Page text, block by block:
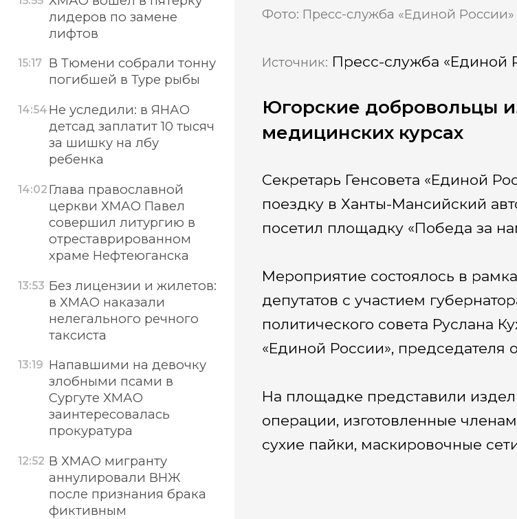
Фото: Пресс-служба «Единой России»
Источник: Пресс-служба «Единой
Югорские добровольцы
медицинских курсах
Секретарь Генсовета «Единой
поездку в Ханты-Мансийский
посетил площадку «Победа за
Мероприятие состоялось в
депутатов с участием
политического совета Руслана
«Единой России»,
На площадке представили
операции, изготовленные
сухие пайки, маскировочные
лидеров по замене
лифтов
15:17 В Тюмени собрали тонну
погибшей в Туре рыбы
14:54 Не уследили: в ЯНАО
детсад заплатит 10 тысяч
за шишку на лбу
ребенка
14:02 Глава православной
церкви ХМАО Павел
совершил литургию в
отреставрированном
храме Нефтеюганска
13:53 Без лицензии и жилетов:
в ХМАО наказали
нелегального речного
таксиста
13:19 Напавшими на девочку
злобными псами в
Сургуте ХМАО
заинтересовалась
прокуратура
12:52 В ХМАО мигранту
аннулировали ВНЖ
после признания брака
фиктивным